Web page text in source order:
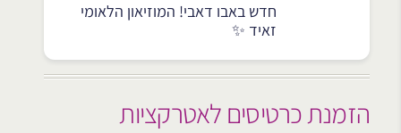
חדש באבו דאבי! המוזיאון הלאומי
זאיד ✨
הזמנת כרטיסים לאטרקציות